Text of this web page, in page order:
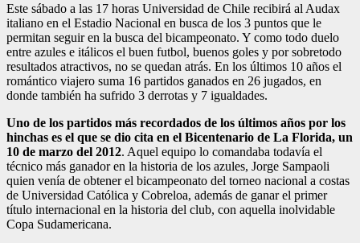
Este sábado a las 17 horas Universidad de Chile recibirá al Audax
italiano en el Estadio Nacional en busca de los 3 puntos que le
permitan seguir en la busca del bicampeonato. Y como todo duelo
entre azules e itálicos el buen futbol, buenos goles y por sobretodo
resultados atractivos, no se quedan atrás. En los últimos 10 años el
romántico viajero suma 16 partidos ganados en 26 jugados, en
donde también ha sufrido 3 derrotas y 7 igualdades.
Uno de los partidos más recordados de los últimos años por los
hinchas es el que se dio cita en el Bicentenario de La Florida, un
10 de marzo del 2012. Aquel equipo lo comandaba todavía el
técnico más ganador en la historia de los azules, Jorge Sampaoli
quien venía de obtener el bicampeonato del torneo nacional a costas
de Universidad Católica y Cobreloa, además de ganar el primer
título internacional en la historia del club, con aquella inolvidable
Copa Sudamericana.